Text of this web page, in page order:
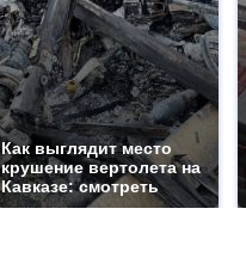
Как выглядит место
крушение вертолета на
Кавказе: смотреть